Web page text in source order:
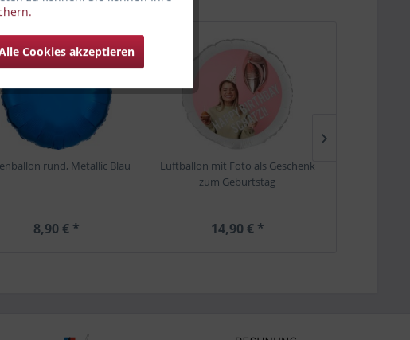
rund, Metallic Blau
8,90 € *
Luftballon mit Foto als Geschenk
zum Geburtstag
14,90 € *
Cookies akzeptieren